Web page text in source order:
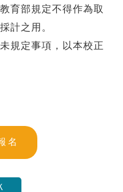
育部規定不得作為取
計之用。
規定事項，以本校正
名